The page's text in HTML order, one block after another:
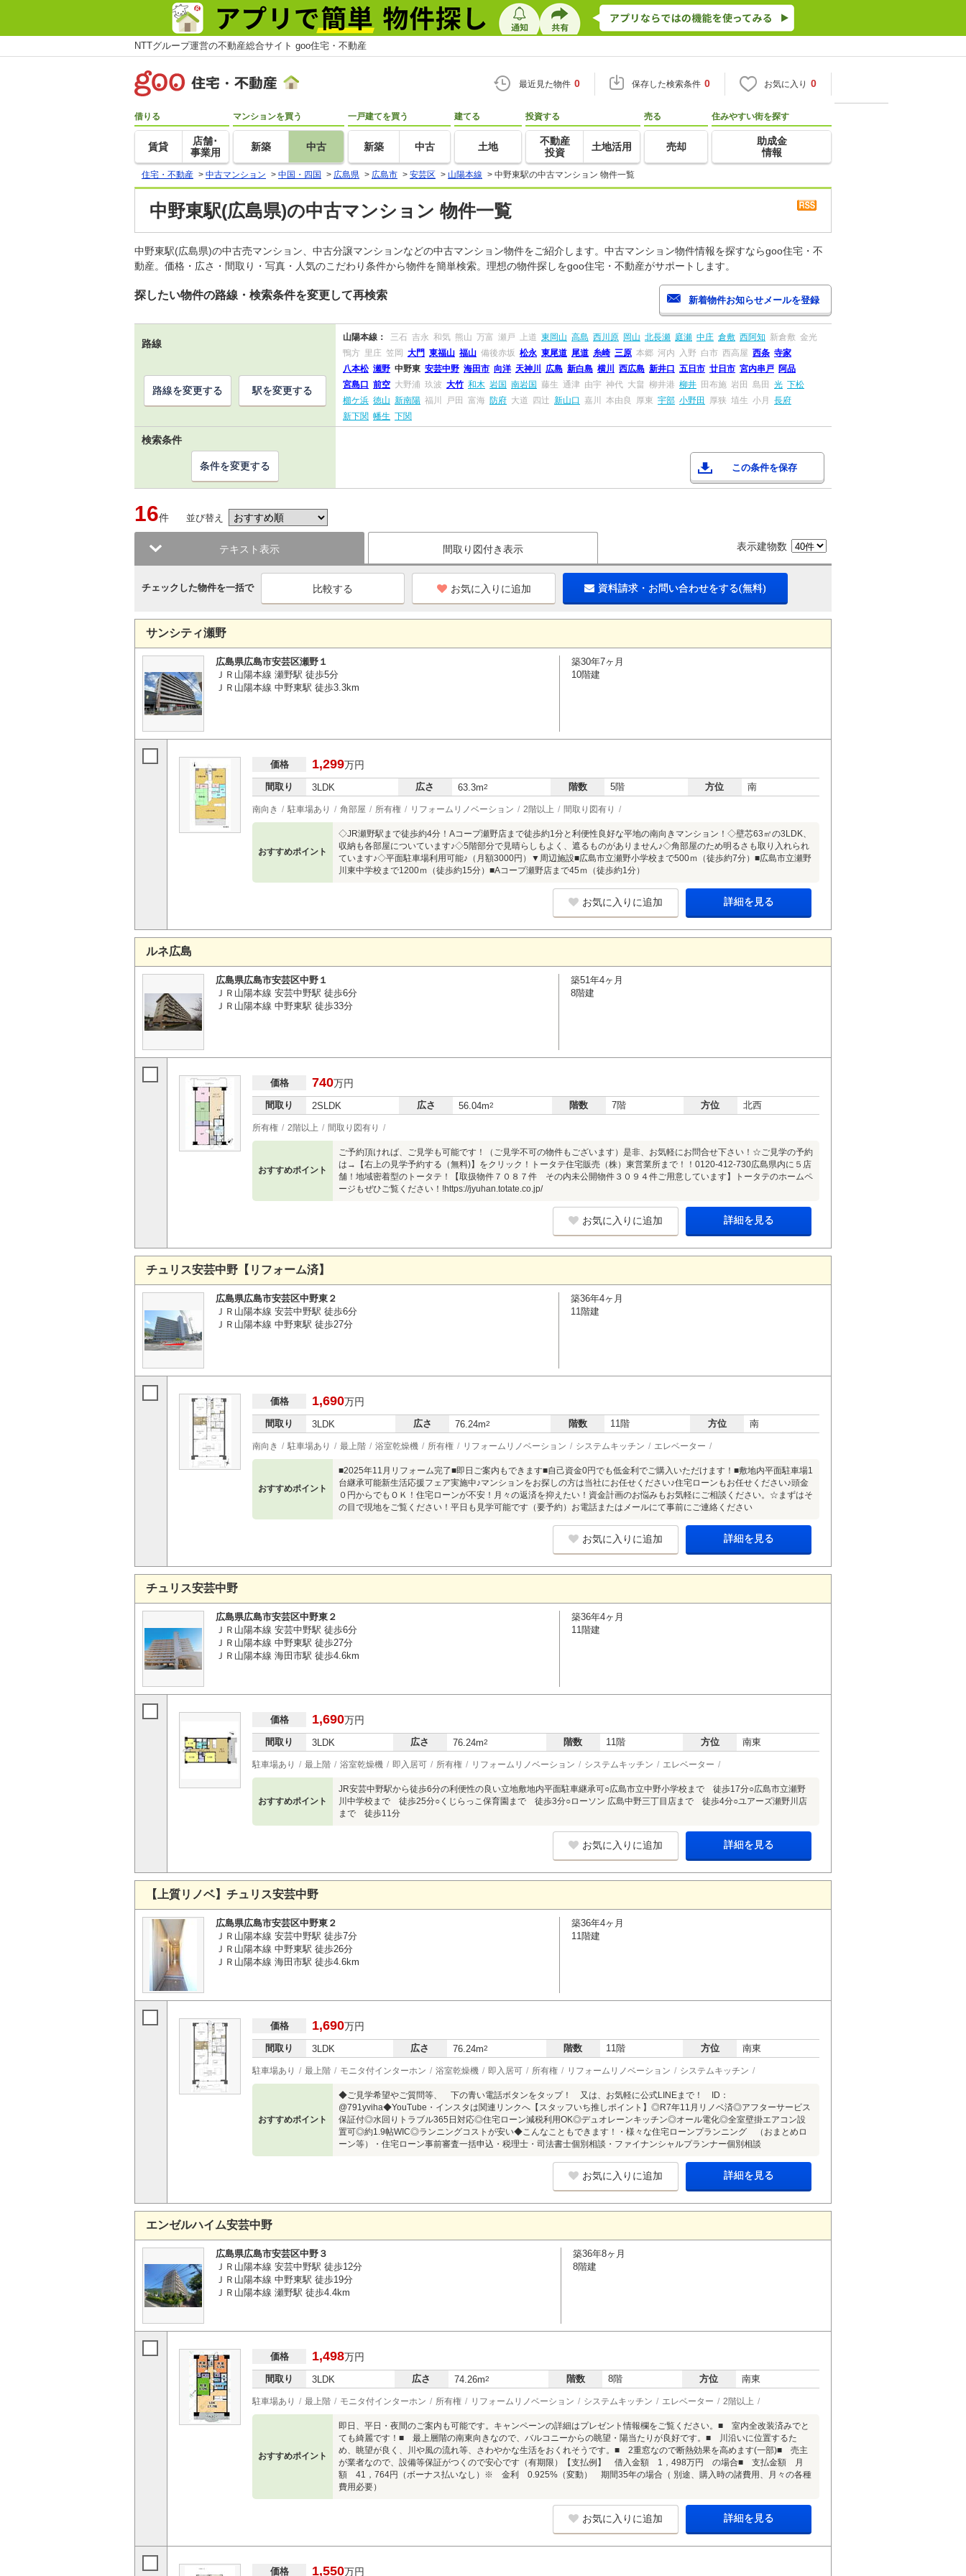
NTTグループ運営の不動産総合サイト goo住宅・不動産
最近見た物件 0 保存した検索条件 0 お気に入り 0
借りる
賃貸
店舗･
事業用
マンションを買う
新築 中古
一戸建てを買う
新築 中古
建てる
土地
投資する
不動産
投資
土地活用
売る
売却
住みやすい街を探す
助成金
情報
住宅・不動産 > 中古マンション > 中国・四国 > 広島県 > 広島市 > 安芸区 > 山陽本線 > 中野東駅の中古マンション 物件一覧
中野東駅(広島県)の中古マンション 物件一覧
中野東駅(広島県)の中古売マンション、中古分譲マンションなどの中古マンション物件をご紹介します。中古マンション物件情報を探すならgoo住宅・不
動産。価格・広さ・間取り・写真・人気のこだわり条件から物件を簡単検索。理想の物件探しをgoo住宅・不動産がサポートします。
探したい物件の路線・検索条件を変更して再検索
路線
山陽本線： 三石 吉永 和気 熊山 万富 瀬戸 上道 東岡山 高島 西川原 岡山 北長瀬 庭瀬 中庄 倉敷 西阿知 新倉敷 金光
鴨方
里庄 笠岡 大門 東福山 福山 備後赤坂 松永 東尾道 尾道 糸崎 三原 本郷 河内 入野 白市 西高屋 西条 寺家
八本松 瀬野 中野東 安芸中野 海田市 向洋 天神川 広島 新白島 横川 西広島 新井口 五日市 廿日市 宮内串戸 阿品
宮島口
前空 大野浦 玖波 大竹 和木 岩国 南岩国 藤生 通津 由宇 神代 大畠 柳井港 柳井 田布施 岩田 島田 光 下松
櫛ケ浜 徳山 新南陽 福川 戸田 富海 防府 大道 四辻 新山口 嘉川 本由良 厚東 宇部 小野田 厚狭 埴生 小月
長府
新下関 幡生 下関
路線を変更する 駅を変更する
検索条件
この条件を保存
条件を変更する
16件 並び替え
テキスト表示 間取り図付き表示 表示建物数
チェックした物件を一括で お気に入りに追加 資料請求・お問い合わせをする(無料)
サンシティ瀬野
広島県広島市安芸区瀬野１
ＪＲ山陽本線 瀬野駅 徒歩5分
ＪＲ山陽本線 中野東駅 徒歩3.3km
築30年7ヶ月
10階建
価格 1,299万円
間取り 3LDK 広さ 63.3m2 階数 5階 方位 南
南向き 駐車場あり 角部屋 所有権 リフォームリノベーション 2階以上 間取り図有り
おすすめポイント
◇JR瀬野駅まで徒歩約4分！Aコープ瀬野店まで徒歩約1分と利便性良好な平地の南向きマンション！◇壁芯63㎡の3LDK、
収納も各部屋についています♪◇5階部分で見晴らしもよく、遮るものがありません♪◇角部屋のため明るさも取り入れられ
ています♪◇平面駐車場利用可能♪（月額3000円）▼周辺施設■広島市立瀬野小学校まで500ｍ（徒歩約7分）■広島市立瀬野
川東中学校まで1200ｍ（徒歩約15分）■Aコープ瀬野店まで45ｍ（徒歩約1分）
お気に入りに追加 詳細を見る
ルネ広島
広島県広島市安芸区中野１
ＪＲ山陽本線 安芸中野駅 徒歩6分
ＪＲ山陽本線 中野東駅 徒歩33分
築51年4ヶ月
8階建
価格 740万円
間取り 2SLDK 広さ 56.04m2 階数 7階 方位 北西
所有権 2階以上 間取り図有り
おすすめポイント
ご予約頂ければ、ご見学も可能です！（ご見学不可の物件もございます）是非、お気軽にお問合せ下さい！☆ご見学の予約
は→【右上の見学予約する（無料)】をクリック！トータテ住宅販売（株）東営業所まで！！0120-412-730広島県内に５店
舗！地域密着型のトータテ！【取扱物件７０８７件 その内未公開物件３０９４件ご用意しています】トータテのホームペ
ージもぜひご覧ください！!https://jyuhan.totate.co.jp/
お気に入りに追加 詳細を見る
チュリス安芸中野【リフォーム済】
広島県広島市安芸区中野東２
ＪＲ山陽本線 安芸中野駅 徒歩6分
ＪＲ山陽本線 中野東駅 徒歩27分
築36年4ヶ月
11階建
価格 1,690万円
間取り 3LDK 広さ 76.24m2 階数 11階 方位 南
南向き 駐車場あり 最上階 浴室乾燥機 所有権 リフォームリノベーション システムキッチン エレベーター
おすすめポイント
■2025年11月リフォーム完了■即日ご案内もできます■自己資金0円でも低金利でご購入いただけます！■敷地内平面駐車場1
台継承可能新生活応援フェア実施中♪マンションをお探しの方は当社にお任せください♪住宅ローンもお任せください♪頭金
０円からでもＯＫ！住宅ローンが不安！月々の返済を抑えたい！資金計画のお悩みもお気軽にご相談ください。☆まずはそ
の目で現地をご覧ください！平日も見学可能です（要予約）お電話またはメールにて事前にご連絡ください
お気に入りに追加 詳細を見る
チュリス安芸中野
広島県広島市安芸区中野東２
ＪＲ山陽本線 安芸中野駅 徒歩6分
ＪＲ山陽本線 中野東駅 徒歩27分
ＪＲ山陽本線 海田市駅 徒歩4.6km
築36年4ヶ月
11階建
価格 1,690万円
間取り 3LDK 広さ 76.24m2 階数 11階 方位 南東
駐車場あり 最上階 浴室乾燥機 即入居可 所有権 リフォームリノベーション システムキッチン エレベーター
おすすめポイント
JR安芸中野駅から徒歩6分の利便性の良い立地敷地内平面駐車継承可○広島市立中野小学校まで 徒歩17分○広島市立瀬野
川中学校まで 徒歩25分○くじらっこ保育園まで 徒歩3分○ローソン 広島中野三丁目店まで 徒歩4分○ユアーズ瀬野川店
まで 徒歩11分
お気に入りに追加 詳細を見る
【上質リノベ】チュリス安芸中野
広島県広島市安芸区中野東２
ＪＲ山陽本線 安芸中野駅 徒歩7分
ＪＲ山陽本線 中野東駅 徒歩26分
ＪＲ山陽本線 海田市駅 徒歩4.6km
築36年4ヶ月
11階建
価格 1,690万円
間取り 3LDK 広さ 76.24m2 階数 11階 方位 南東
駐車場あり 最上階 モニタ付インターホン 浴室乾燥機 即入居可 所有権 リフォームリノベーション システムキッチン
おすすめポイント
◆ご見学希望やご質問等、 下の青い電話ボタンをタップ！ 又は、お気軽に公式LINEまで！ ID：
@791yviha◆YouTube・インスタは関連リンクへ【スタッフいち推しポイント】◎R7年11月リノベ済◎アフターサービス
保証付◎水回りトラブル365日対応◎住宅ローン減税利用OK◎デュオレーンキッチン◎オール電化◎全室壁掛エアコン設
置可◎約1.9帖WIC◎ランニングコストが安い◆こんなこともできます！・様々な住宅ローンプランニング （おまとめロ
ーン等）・住宅ローン事前審査一括申込・税理士・司法書士個別相談・ファイナンシャルプランナー個別相談
お気に入りに追加 詳細を見る
エンゼルハイム安芸中野
広島県広島市安芸区中野３
ＪＲ山陽本線 安芸中野駅 徒歩12分
ＪＲ山陽本線 中野東駅 徒歩19分
ＪＲ山陽本線 瀬野駅 徒歩4.4km
築36年8ヶ月
8階建
価格 1,498万円
間取り 3LDK 広さ 74.26m2 階数 8階 方位 南東
駐車場あり 最上階 モニタ付インターホン 所有権 リフォームリノベーション システムキッチン エレベーター 2階以上
おすすめポイント
即日、平日・夜間のご案内も可能です。キャンペーンの詳細はプレゼント情報欄をご覧ください。■ 室内全改装済みでと
ても綺麗です！■ 最上層階の南東向きなので、バルコニーからの眺望・陽当たりが良好です。■ 川沿いに位置するた
め、眺望が良く、川や風の流れ等、さわやかな生活をおくれそうです。■ 2重窓なので断熱効果を高めます(一部)■ 売主
が業者なので、設備等保証がつくので安心です（有期限）【支払例】 借入金額 1，498万円 の場合■ 支払金額 月
額 41，764円（ボーナス払いなし）※ 金利 0.925%（変動） 期間35年の場合（ 別途、購入時の諸費用、月々の各種
費用必要）
お気に入りに追加 詳細を見る
価格 1,550万円